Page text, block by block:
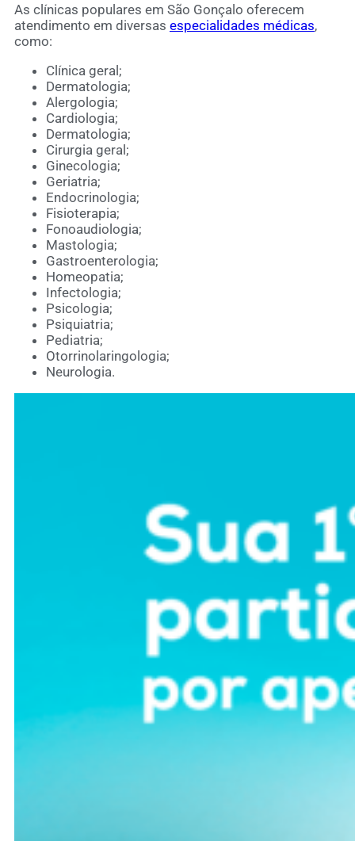
As clínicas populares em São Gonçalo oferecem
atendimento em diversas especialidades médicas,
como:
Clínica geral;
Dermatologia;
Alergologia;
Cardiologia;
Dermatologia;
Cirurgia geral;
Ginecologia;
Geriatria;
Endocrinologia;
Fisioterapia;
Fonoaudiologia;
Mastologia;
Gastroenterologia;
Homeopatia;
Infectologia;
Psicologia;
Psiquiatria;
Pediatria;
Otorrinolaringologia;
Neurologia.